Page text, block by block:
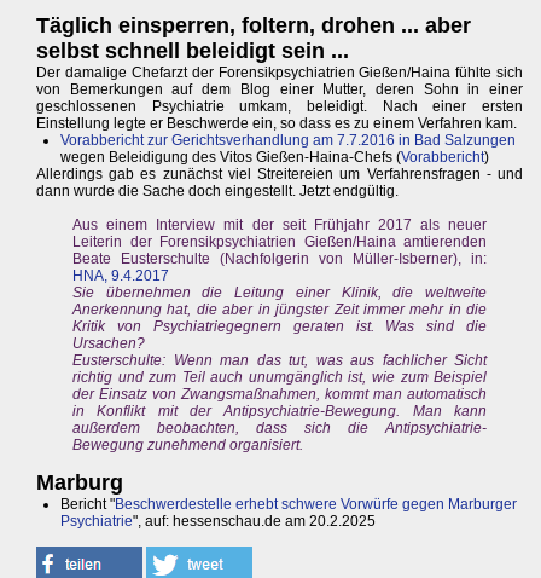
Täglich einsperren, foltern, drohen ... aber
selbst schnell beleidigt sein ...
Der damalige Chefarzt der Forensikpsychiatrien Gießen/Haina fühlte sich
von Bemerkungen auf dem Blog einer Mutter, deren Sohn in einer
geschlossenen Psychiatrie umkam, beleidigt. Nach einer ersten
Einstellung legte er Beschwerde ein, so dass es zu einem Verfahren kam.
Vorabbericht zur Gerichtsverhandlung am 7.7.2016 in Bad Salzungen
wegen Beleidigung des Vitos Gießen-Haina-Chefs (Vorabbericht)
Allerdings gab es zunächst viel Streitereien um Verfahrensfragen - und
dann wurde die Sache doch eingestellt. Jetzt endgültig.
Aus einem Interview mit der seit Frühjahr 2017 als neuer
Leiterin der Forensikpsychiatrien Gießen/Haina amtierenden
Beate Eusterschulte (Nachfolgerin von Müller-Isberner), in:
HNA, 9.4.2017
Sie übernehmen die Leitung einer Klinik, die weltweite
Anerkennung hat, die aber in jüngster Zeit immer mehr in die
Kritik von Psychiatriegegnern geraten ist. Was sind die
Ursachen?
Eusterschulte: Wenn man das tut, was aus fachlicher Sicht
richtig und zum Teil auch unumgänglich ist, wie zum Beispiel
der Einsatz von Zwangsmaßnahmen, kommt man automatisch
in Konflikt mit der Antipsychiatrie-Bewegung. Man kann
außerdem beobachten, dass sich die Antipsychiatrie-
Bewegung zunehmend organisiert.
Marburg
Bericht "Beschwerdestelle erhebt schwere Vorwürfe gegen Marburger
Psychiatrie", auf: hessenschau.de am 20.2.2025